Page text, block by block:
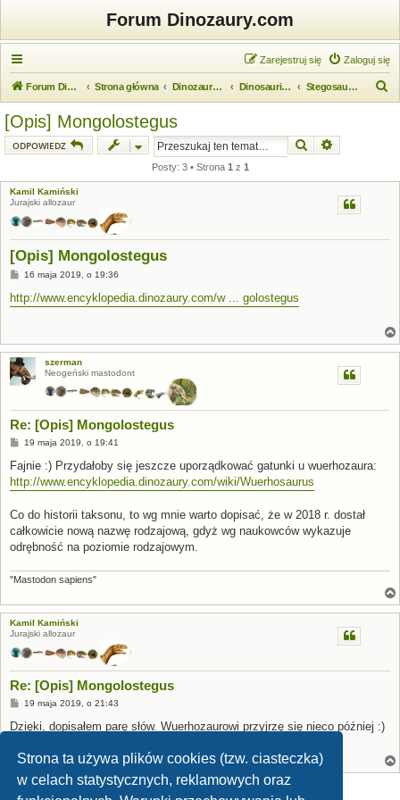
Strona ta używa plików cookies (tzw. ciasteczka)
w celach statystycznych, reklamowych oraz
Forum Dinozaury.com
Zaloguj się
Zarejestruj się
Forum Dinozaury.com Strona główna Dinozaurologia Dinosauria (dinozaury) Stegosauria (stegozaury)
[Opis] Mongolostegus
ODPOWIEDZ Szukaj
Posty: 3 • Strona 1 z 1
Kamil Kamiński
Jurajski allozaur
[Opis] Mongolostegus
P
s
t
16 maja 2019, o 19:36
http://www.encyklopedia.dinozaury.com/w ... golostegus
szerman
Neogeński mastodont
Re: [Opis] Mongolostegus
P
s
t
19 maja 2019, o 19:41
Fajnie :) Przydałoby się jeszcze uporządkować gatunki u wuerhozaura:
http://www.encyklopedia.dinozaury.com/wiki/Wuerhosaurus
Co do historii taksonu, to wg mnie warto dopisać, że w 2018 r. dostał
całkowicie nową nazwę rodzajową, gdyż wg naukowców wykazuje
odrębność na poziomie rodzajowym.
"Mastodon sapiens"
Kamil Kamiński
Jurajski allozaur
Re: [Opis] Mongolostegus
P
s
t
19 maja 2019, o 21:43
Dzięki, dopisałem parę słów. Wuerhozaurowi przyjrzę się nieco później :)